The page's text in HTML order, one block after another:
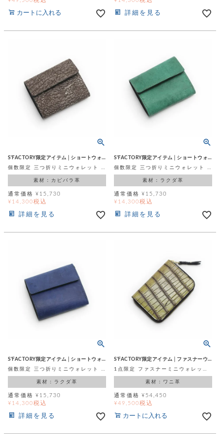
カートに入れる 詳細を見る
S'FACTORY限定アイテム│ショートウォレット
素材：カピバラ革
通常価格 ¥ 15,730
¥ 14,300税込
詳細を見る
S'FACTORY限定アイテム│ショートウォレット
素材：ラクダ革
通常価格 ¥ 15,730
¥ 14,300税込
詳細を見る
S'FACTORY限定アイテム│ショートウォレット
素材：ラクダ革
通常価格 ¥ 15,730
¥ 14,300税込
詳細を見る
S'FACTORY限定アイテム│ファスナーウォレット
素材：ワニ革
通常価格 ¥ 54,450
¥49,500税込
カートに入れる